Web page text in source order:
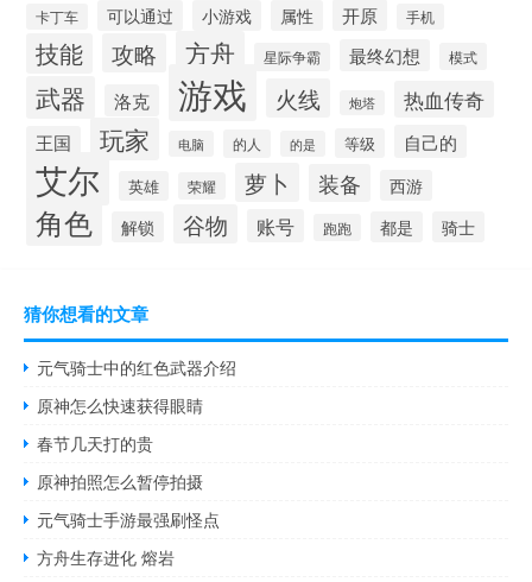
卡丁车 可以通过 小游戏 属性 开原 手机
技能 攻略 方舟 星际争霸 最终幻想 模式
武器 洛克 游戏 火线 炮塔 热血传奇
王国 玩家 电脑 的人 的是 等级 自己的
艾尔 英雄 荣耀 萝卜 装备 西游
角色 解锁 谷物 账号 跑跑 都是 骑士
猜你想看的文章
元气骑士中的红色武器介绍
原神怎么快速获得眼睛
春节几天打的贵
原神拍照怎么暂停拍摄
元气骑士手游最强刷怪点
方舟生存进化 熔岩